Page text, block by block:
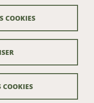
COOKIES
COOKIES